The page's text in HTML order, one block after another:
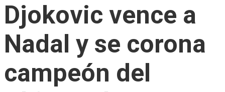
Djokovic vence a
Nadal y se corona
campeón del